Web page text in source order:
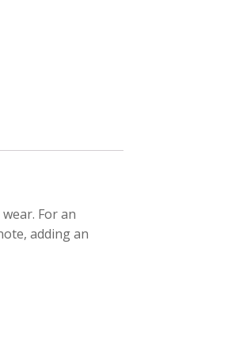
For an
adding an